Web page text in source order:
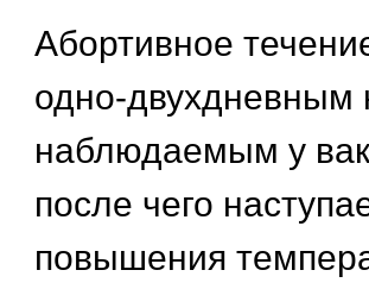
Абортивное
одно-
наблюдаемым у
после чего
повышения